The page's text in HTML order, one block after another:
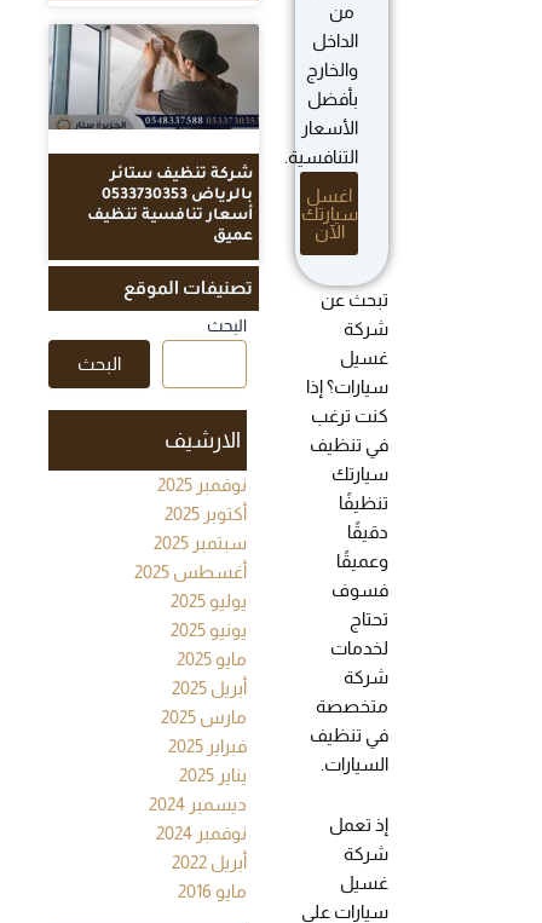
من
الداخل
والخارج
بأفضل
الأسعار
التنافسية.
اغسل
سيارتك
الآن
تبحث عن
شركة
غسيل
سيارات؟ إذا
كنت ترغب
في تنظيف
سيارتك
تنظيفًا
دقيقًا
وعميقًا
فسوف
تحتاج
لخدمات
شركة
متخصصة
في تنظيف
السيارات.
إذ تعمل
شركة
غسيل
سيارات على
شركة تنظيف ستائر
بالرياض 0533730353
أسعار تنافسية تنظيف
عميق
تصنيفات الموقع
البحث
البحث
الارشيف
نوفمبر 2025
أكتوبر 2025
سبتمبر 2025
أغسطس 2025
يوليو 2025
يونيو 2025
مايو 2025
أبريل 2025
مارس 2025
فبراير 2025
يناير 2025
ديسمبر 2024
نوفمبر 2024
أبريل 2022
مايو 2016